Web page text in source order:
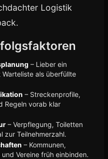
Logistik
– Lieber ein
als überfüllte
– Streckenprofile,
Regeln vorab klar
– Verpflegung, Toiletten
zur Teilnehmerzahl.
– Kommunen,
Vereine früh einbinden.